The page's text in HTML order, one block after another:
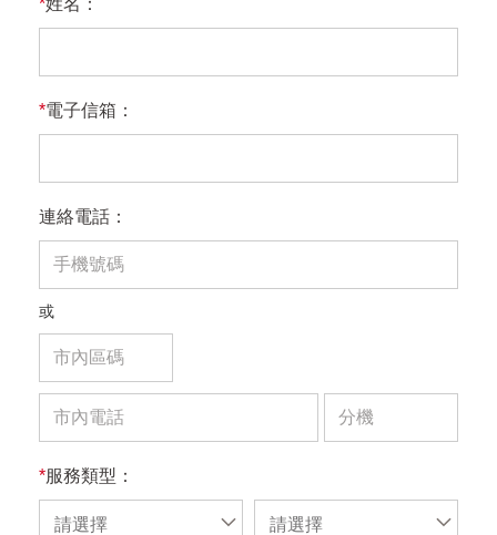
*姓名：
*電子信箱：
連絡電話：
或
*服務類型：
請選擇 請選擇